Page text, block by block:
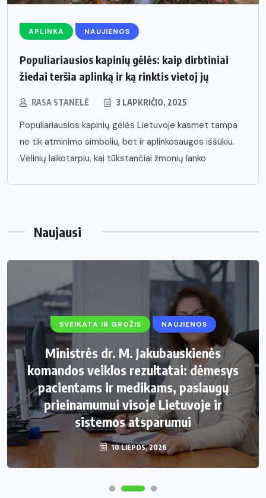
APLINKA NAUJIENOS
Populiariausios kapinių gėlės: kaip dirbtiniai
žiedai teršia aplinką ir ką rinktis vietoj jų
RASA STANELĖ 3 LAPKRIČIO, 2025
Populiariausios kapinių gėlės Lietuvoje kasmet tampa
ne tik atminimo simboliu, bet ir aplinkosaugos iššūkiu.
Vėlinių laikotarpiu, kai tūkstančiai žmonių lanko
Naujausi
SVEIKATA IR GROŽIS NAUJIENOS
Ministrės dr. M. Jakubauskienės
komandos veiklos rezultatai: dėmesys
pacientams ir medikams, paslaugų
prieinamumui visoje Lietuvoje ir
sistemos atsparumui
10 LIEPOS, 2026